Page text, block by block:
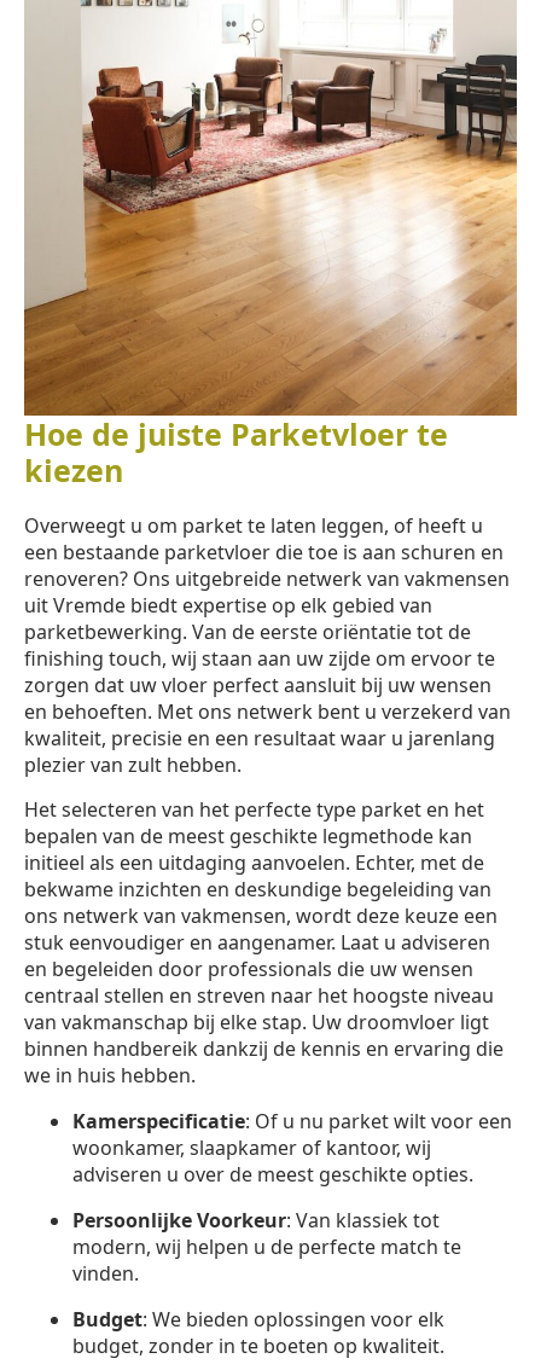
Hoe de juiste Parketvloer te
kiezen
Overweegt u om parket te laten leggen, of heeft u
een bestaande parketvloer die toe is aan schuren en
renoveren? Ons uitgebreide netwerk van vakmensen
uit Vremde biedt expertise op elk gebied van
parketbewerking. Van de eerste oriëntatie tot de
finishing touch, wij staan aan uw zijde om ervoor te
zorgen dat uw vloer perfect aansluit bij uw wensen
en behoeften. Met ons netwerk bent u verzekerd van
kwaliteit, precisie en een resultaat waar u jarenlang
plezier van zult hebben.
Het selecteren van het perfecte type parket en het
bepalen van de meest geschikte legmethode kan
initieel als een uitdaging aanvoelen. Echter, met de
bekwame inzichten en deskundige begeleiding van
ons netwerk van vakmensen, wordt deze keuze een
stuk eenvoudiger en aangenamer. Laat u adviseren
en begeleiden door professionals die uw wensen
centraal stellen en streven naar het hoogste niveau
van vakmanschap bij elke stap. Uw droomvloer ligt
binnen handbereik dankzij de kennis en ervaring die
we in huis hebben.
Kamerspecificatie: Of u nu parket wilt voor een
woonkamer, slaapkamer of kantoor, wij
adviseren u over de meest geschikte opties.
Persoonlijke Voorkeur: Van klassiek tot
modern, wij helpen u de perfecte match te
vinden.
Budget: We bieden oplossingen voor elk
budget, zonder in te boeten op kwaliteit.